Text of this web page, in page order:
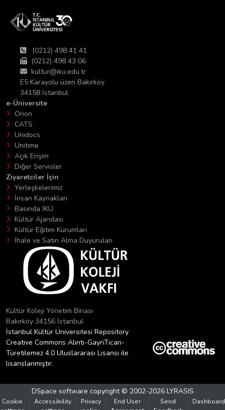
(0212) 498 41 41
(0212) 498 43 06
kultur@iku.edu.tr
E5 Karayolu üzeri Bakırköy
34158 İstanbul
e-Üniversite
Orion
CATS
Unidocs
Unitime
Açık Erişim
Diğer Servisler
Ziyaretciler İçin
Yerleşkelerimiz
İnsan Kaynakları
Basında İKÜ
Kültür Ajandası
Kültür Eğitim Kurumları
İhale ve Satın Alma Duyuruları
Kültür Koleji Yönetim Binası
Bakırköy 34156 İstanbul
İstanbul Kültür Üniversitesi Repository
Creative Commons Alıntı-GayriTicari-
Türetilemez 4.0 Uluslararası Lisansı ile
lisanslanmıştır.
DSpace software copyright © 2002-2026 LYRASIS
Cookie
Accessibility
Privacy
End User
Send
Dashboard